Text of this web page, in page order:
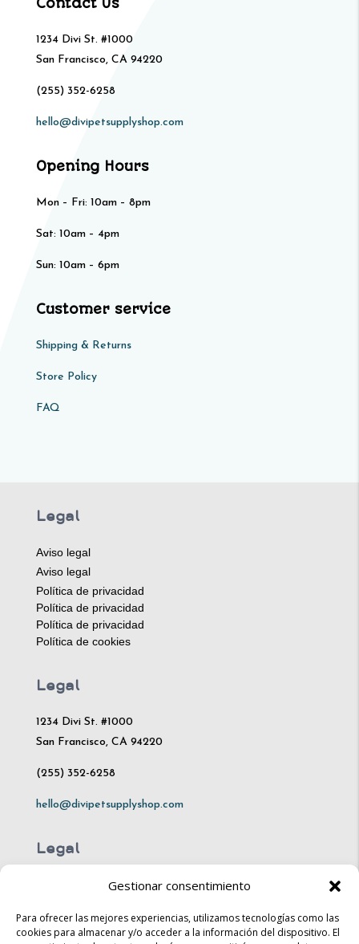
Gestionar consentimiento
Para ofrecer las mejores experiencias, utilizamos tecnologías como las
cookies para almacenar y/o acceder a la información del dispositivo. El
Contact Us
1234 Divi St. #1000
San Francisco, CA 94220
(255) 352-6258
hello@divipetsupplyshop.com
Opening Hours
Mon – Fri: 10am – 8pm
Sat: 10am – 4pm​​
Sun: 10am – 6pm
Customer service
Shipping & Returns
Store Policy​​
FAQ
Legal
Aviso legal
Aviso legal
Política de privacidad
Política de privacidad
Política de privacidad
Política de cookies
Legal
1234 Divi St. #1000
San Francisco, CA 94220
(255) 352-6258
hello@divipetsupplyshop.com
Legal
Mon – Fri: 10am – 8pm
Sat: 10am – 4pm​​